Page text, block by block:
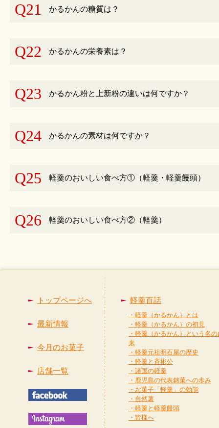
Q21 かるかんの糖質は？
Q22 かるかんの栄養素は？
Q23 かるかん粉と上新粉の違いは何ですか？
Q24 かるかんの素材は何ですか？
Q25 軽羹のおいしい食べ方①（軽羹・軽羹饅頭）
Q26 軽羹のおいしい食べ方②（軽羹）
トップページへ
最新情報
今月のお菓子
店舗一覧
軽羹百話
・軽羹（かるかん）とは
・軽羹（かるかん）の初見
・軽羹（かるかん）という名の
来
・軽羹元祖明石屋の歴史
・軽羹と斉彬公
・諸国の軽羹
・鹿児島の代表銘菓への歩み
・お菓子「軽羹」の効能
・自然薯
・軽羹と軽羹饅頭
・皆様へ